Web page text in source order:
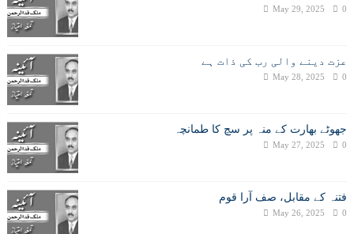
May 29, 2025 0
عزت دینے والی رب کی ذات ہے
May 28, 2025 0
جھوٹے بھارت کے منہ پر سچ کا طمانچہ
May 27, 2025 0
فتنہ کے مقابل، صف آرا قوم
May 26, 2025 0